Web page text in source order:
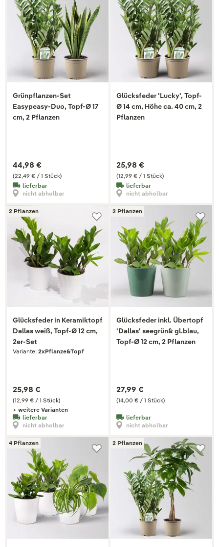
Grünpflanzen-Set
Easypeasy-Duo, Topf-Ø 17
cm, 2 Pflanzen
(22,49 € / 1 Stück)
44,98 €
lieferbar
nicht abholbar
Glücksfeder 'Lucky', Topf-
Ø 14 cm, Höhe ca. 40 cm, 2
Pflanzen
(12,99 € / 1 Stück)
25,98 €
lieferbar
nicht abholbar
2 Pflanzen
Glücksfeder in Keramiktopf
Dallas weiß, Topf-Ø 12 cm,
2er-Set
Variante: 2xPflanze&Topf
(12,99 € / 1 Stück)
25,98 €
+ weitere Varianten
lieferbar
nicht abholbar
2 Pflanzen
Glücksfeder inkl. Übertopf
'Dallas' seegrün& gl.blau,
Topf-Ø 12 cm, 2 Pflanzen
(14,00 € / 1 Stück)
27,99 €
lieferbar
nicht abholbar
4 Pflanzen 2 Pflanzen